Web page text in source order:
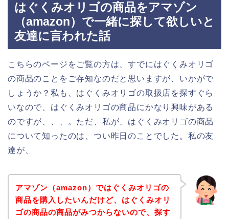
はぐくみオリゴの商品をアマゾン
（amazon）で一緒に探して欲しいと
友達に言われた話
こちらのページをご覧の方は、すでにはぐくみオリゴ
の商品のことをご存知なのだと思いますが、いかがで
しょうか？私も、はぐくみオリゴの取扱店を探すぐら
いなので、はぐくみオリゴの商品にかなり興味がある
のですが、、、。ただ、私が、はぐくみオリゴの商品
について知ったのは、つい昨日のことでした。私の友
達が、
アマゾン（amazon）ではぐくみオリゴの
商品を購入したいんだけど、はぐくみオリ
ゴの商品の商品がみつからないので、探す